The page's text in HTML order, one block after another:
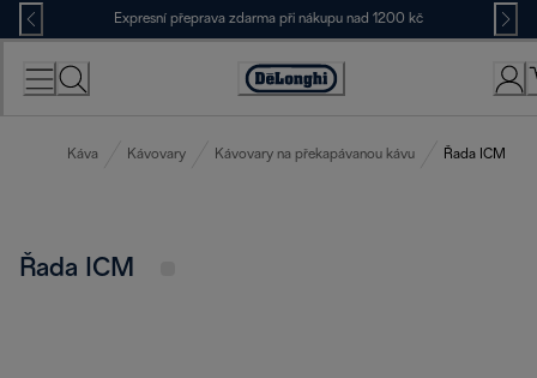
Skip
to
Content
Expresní přeprava zdarma při nákupu nad 1200 kč
Accessibility
Káva Kávovary Kávovary na překapávanou kávu Řada ICM
Řada ICM